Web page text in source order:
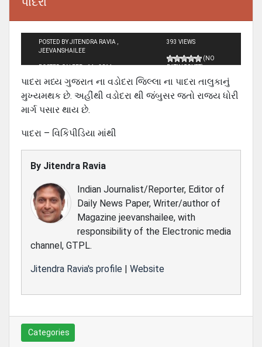
POSTED BY JITENDRA RAVIA ,
JEEVANSHAILEE
POSTED ON FEB - 14 - 2014
393 VIEWS
(NO
RATINGS YET)
પાદરા મધ્ય ગુજરાત ના વડોદરા જિલ્લા ના પાદરા તાલુકાનું
મુખ્યમથક છે. અહીંથી વડોદરા થી જંબુસર જતો રાજ્ય ધોરી
માર્ગ પસાર થાય છે.
પાદરા – વિકિપીડિયા માંથી
By Jitendra Ravia
Indian Journalist/Reporter, Editor of
Daily News Paper, Writer/author of
Magazine jeevanshailee, with
responsibility of the Electronic media
channel, GTPL.
Jitendra Ravia's profile | Website
Categories